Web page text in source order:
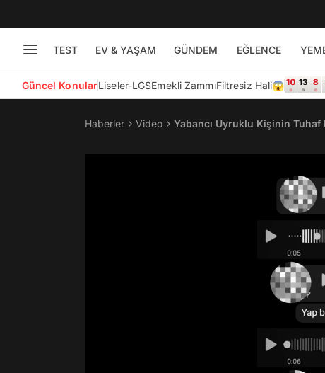
TEST EV & YAŞAM GÜNDEM EĞLENCE
Güncel KonularLiseler-LGSEmekli ZammıFiltresiz Hali😱
Haberler Video Yabancı Uyruklu Kişinin